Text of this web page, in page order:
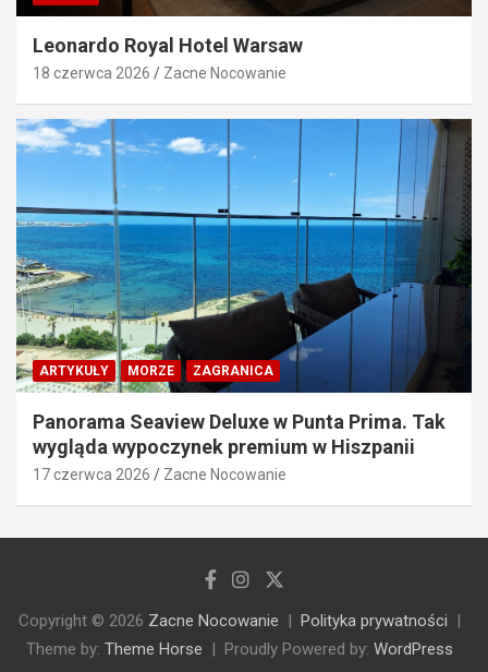
Leonardo Royal Hotel Warsaw
18 czerwca 2026 Zacne Nocowanie
ARTYKUŁY MORZE ZAGRANICA
Panorama Seaview Deluxe w Punta Prima. Tak
wygląda wypoczynek premium w Hiszpanii
17 czerwca 2026 Zacne Nocowanie
Copyright © 2026 Zacne Nocowanie
Polityka prywatności
Theme by: Theme Horse Proudly Powered by: WordPress